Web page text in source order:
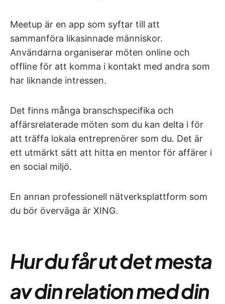
Meetup är en app som syftar till att
sammanföra likasinnade människor.
Användarna organiserar möten online och
offline för att komma i kontakt med andra som
har liknande intressen.
Det finns många branschspecifika och
affärsrelaterade möten som du kan delta i för
att träffa lokala entreprenörer som du. Det är
ett utmärkt sätt att hitta en mentor för affärer i
en social miljö.
En annan professionell nätverksplattform som
du bör överväga är XING.
Hur du får ut det mesta
av din relation med din